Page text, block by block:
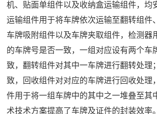
机、贴面单组件以及收纳盒运输组件，均
运输组件用于将车牌依次运输至翻转组件
车牌吸附组件以及车牌夹取组件，检测器
的车牌号是否一致，一组对应设有两个车
致，翻转组件对其中一车牌进行翻转处理
致，回收组件对对应的车牌进行回收处理
件用于将一组车牌中的其中之一堆叠至其
术技术方案提高了车牌及证件的封装效率。